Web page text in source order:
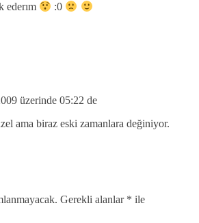
ederım
:0
üzerinde 05:22 de
ama biraz eski zamanlara değiniyor.
Gerekli alanlar * ile